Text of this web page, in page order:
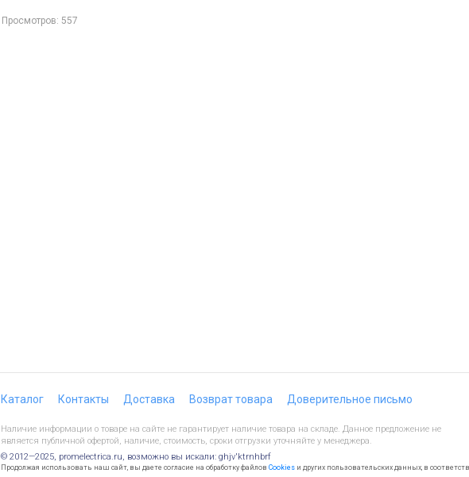
Просмотров: 557
Каталог Контакты Доставка Возврат товара Доверительное письмо
Наличие информации о товаре на сайте не гарантирует наличие товара на складе. Данное предложение не
является публичной офертой, наличие, стоимость, сроки отгрузки уточняйте у менеджера.
© 2012—2025, promelectrica.ru, возможно вы искали: ghjv'ktrnhbrf
Продолжая использовать наш сайт, вы даете согласие на обработку файлов Cookies и других пользовательских данных, в